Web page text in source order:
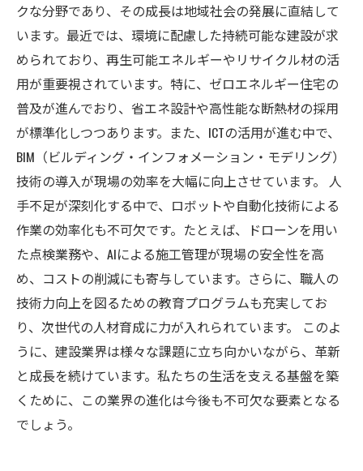
クな分野であり、その成長は地域社会の発展に直結して
います。最近では、環境に配慮した持続可能な建設が求
められており、再生可能エネルギーやリサイクル材の活
用が重要視されています。特に、ゼロエネルギー住宅の
普及が進んでおり、省エネ設計や高性能な断熱材の採用
が標準化しつつあります。また、ICTの活用が進む中で、
BIM（ビルディング・インフォメーション・モデリング）
技術の導入が現場の効率を大幅に向上させています。 人
手不足が深刻化する中で、ロボットや自動化技術による
作業の効率化も不可欠です。たとえば、ドローンを用い
た点検業務や、AIによる施工管理が現場の安全性を高
め、コストの削減にも寄与しています。さらに、職人の
技術力向上を図るための教育プログラムも充実してお
り、次世代の人材育成に力が入れられています。 このよ
うに、建設業界は様々な課題に立ち向かいながら、革新
と成長を続けています。私たちの生活を支える基盤を築
くために、この業界の進化は今後も不可欠な要素となる
でしょう。